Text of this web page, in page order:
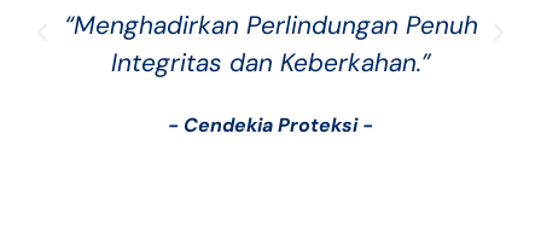
“Menghadirkan Perlindungan Penuh
Integritas dan Keberkahan.”
- Cendekia Proteksi -